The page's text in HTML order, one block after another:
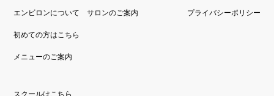
エンビロンについて
初めての方はこちら
メニューのご案内
スクールはこちら
サロンのご案内 プライバシーポリシー